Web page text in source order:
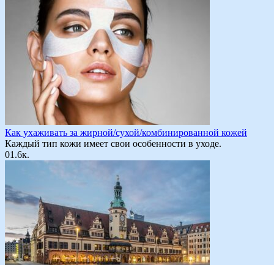
Как ухаживать за жирной/сухой/комбинированной кожей
Каждый тип кожи имеет свои особенности в уходе.
01.6к.